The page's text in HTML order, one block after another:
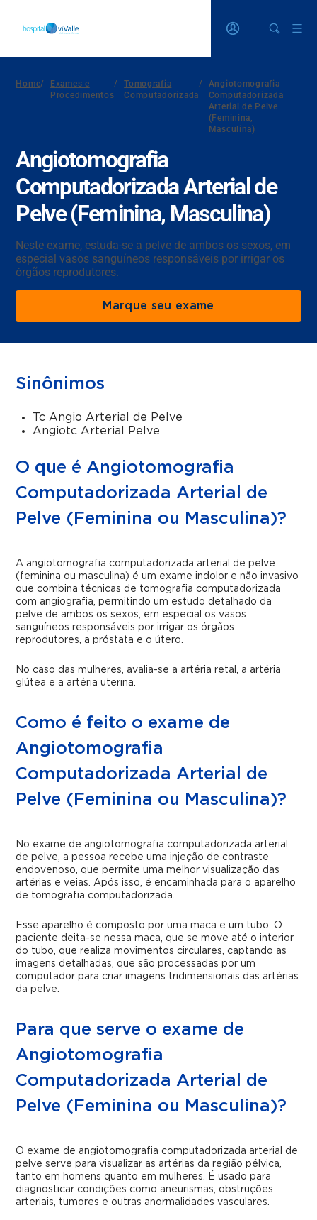
Home/
Exames e
Procedimentos
/
Tomografia
Computadorizada
/
Angiotomografia
Computadorizada
Arterial de Pelve
(Feminina,
Masculina)
Angiotomografia
Computadorizada Arterial de
Pelve (Feminina, Masculina)
Neste exame, estuda-se a pelve de ambos os sexos, em
especial vasos sanguíneos responsáveis por irrigar os
órgãos reprodutores.
Marque seu exame
Sinônimos
Tc Angio Arterial de Pelve
Angiotc Arterial Pelve
O que é Angiotomografia
Computadorizada Arterial de
Pelve (Feminina ou Masculina)?
A angiotomografia computadorizada arterial de pelve
(feminina ou masculina) é um exame indolor e não invasivo
que combina técnicas de tomografia computadorizada
com angiografia, permitindo um estudo detalhado da
pelve de ambos os sexos, em especial os vasos
sanguíneos responsáveis por irrigar os órgãos
reprodutores, a próstata e o útero.
No caso das mulheres, avalia-se a artéria retal, a artéria
glútea e a artéria uterina.
Como é feito o exame de
Angiotomografia
Computadorizada Arterial de
Pelve (Feminina ou Masculina)?
No exame de angiotomografia computadorizada arterial
de pelve, a pessoa recebe uma injeção de contraste
endovenoso, que permite uma melhor visualização das
artérias e veias. Após isso, é encaminhada para o aparelho
de tomografia computadorizada.
Esse aparelho é composto por uma maca e um tubo. O
paciente deita-se nessa maca, que se move até o interior
do tubo, que realiza movimentos circulares, captando as
imagens detalhadas, que são processadas por um
computador para criar imagens tridimensionais das artérias
da pelve.
Para que serve o exame de
Angiotomografia
Computadorizada Arterial de
Pelve (Feminina ou Masculina)?
O exame de angiotomografia computadorizada arterial de
pelve serve para visualizar as artérias da região pélvica,
tanto em homens quanto em mulheres. É usado para
diagnosticar condições como aneurismas, obstruções
arteriais, tumores e outras anormalidades vasculares.